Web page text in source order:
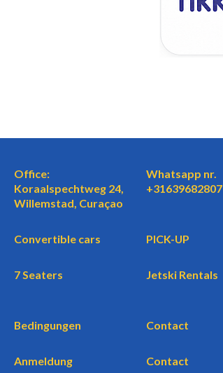
Office:
Koraalspechtweg 24,
Willemstad, Curaçao
Whatsapp nr.
+31639682807
Convertible cars PICK-UP
7 Seaters Jetski Rentals
Bedingungen Contact
Anmeldung Contact